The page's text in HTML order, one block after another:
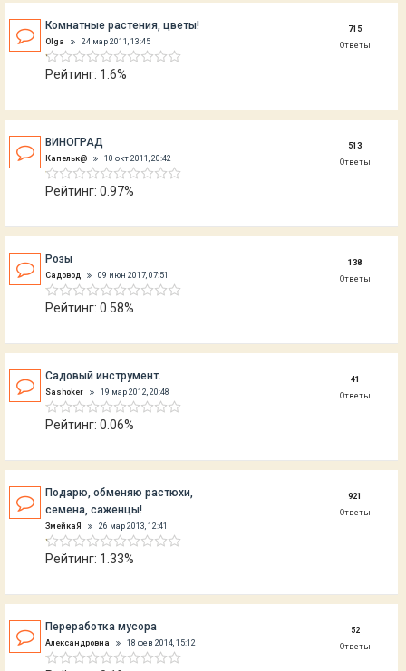
Комнатные растения, цветы!
Olga 24 мар 2011, 13:45
Рейтинг: 1.6%
715
Ответы
ВИНОГРАД
Капельк@ 10 окт 2011, 20:42
Рейтинг: 0.97%
513
Ответы
Розы
Садовод 09 июн 2017, 07:51
Рейтинг: 0.58%
138
Ответы
Садовый инструмент.
Sashoker 19 мар 2012, 20:48
Рейтинг: 0.06%
41
Ответы
Подарю, обменяю растюхи,
семена, саженцы!
ЗмейкаЯ 26 мар 2013, 12:41
Рейтинг: 1.33%
921
Ответы
Переработка мусора
Александровна 18 фев 2014, 15:12
52
Ответы